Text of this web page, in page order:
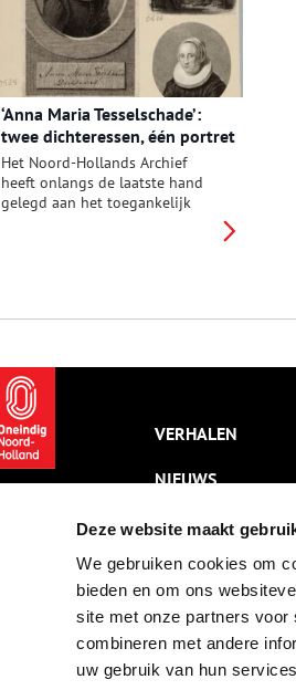
Deze website maakt
We gebruiken cookies om
bieden en om ons
site met onze partners voor
combineren met andere
uw gebruik van hun
‘Anna Maria Tesselschade’:
twee dichteressen, één portret
Het Noord-Hollands Archief
heeft onlangs de laatste hand
gelegd aan het toegankelijk
de recente geschiedenis
dichteressen Anna en Maria
Tesselschade Roemers Visscher
toe. Alhoewel – staan de zussen
er wel echt op?
VERHALEN
NIEUWS
KALENDER
THEMA’S
ACTIVITEITEN
VIDEO’S